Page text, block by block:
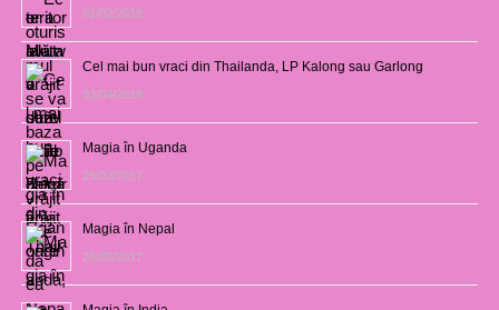
01/02/2019
Cel mai bun vraci din Thailanda, LP Kalong sau Garlong
03/04/2018
Magia în Uganda
28/02/2017
Magia în Nepal
26/02/2017